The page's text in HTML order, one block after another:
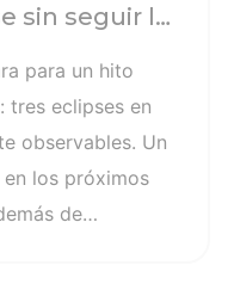
sin seguir las
peligros
para un hito
tres eclipses en
observables. Un
los próximos
de